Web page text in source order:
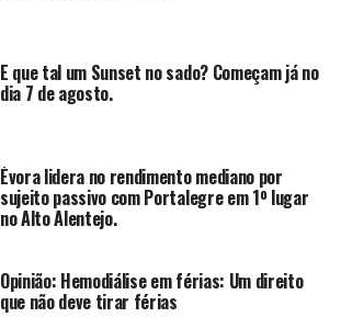
E que tal um Sunset no sado? Começam já no
dia 7 de agosto.
Évora lidera no rendimento mediano por
sujeito passivo com Portalegre em 1º lugar
no Alto Alentejo.
Opinião: Hemodiálise em férias: Um direito
que não deve tirar férias